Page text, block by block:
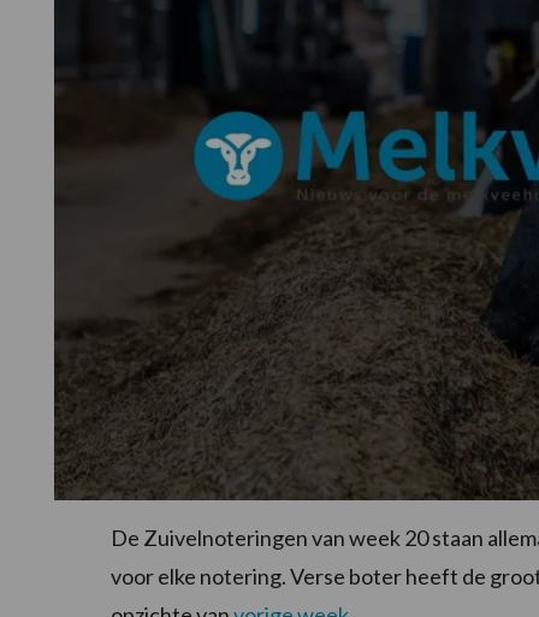
De Zuivelnoteringen van week 20 staan
voor elke notering. Verse boter heeft de